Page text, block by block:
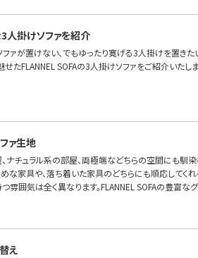
人掛けソファを紹介
ファが置けない、でもゆったり寛げる3人掛けを置き
せたFLANNEL SOFAの3人掛けソファをご紹介いたし
ァ生地
ナチュラル系の部屋、両極端などちらの空間にも馴
な家具や、落ち着いた家具のどちらにも順応してく
つ雰囲気は全く異なります。FLANNEL SOFAの豊富
え